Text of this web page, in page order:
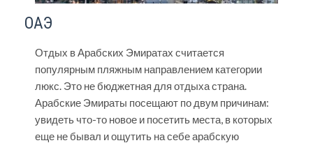
ОАЭ
Отдых в Арабских Эмиратах считается
популярным пляжным направлением категории
люкс. Это не бюджетная для отдыха страна.
Арабские Эмираты посещают по двум причинам:
увидеть что-то новое и посетить места, в которых
еще не бывал и ощутить на себе арабскую